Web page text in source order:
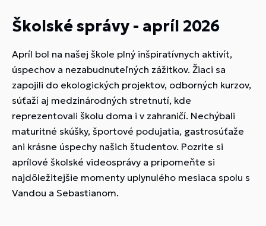
Školské správy - apríl 2026
Apríl bol na našej škole plný inšpiratívnych aktivít,
úspechov a nezabudnuteľných zážitkov. Žiaci sa
zapojili do ekologických projektov, odborných kurzov,
súťaží aj medzinárodných stretnutí, kde
reprezentovali školu doma i v zahraničí. Nechýbali
maturitné skúšky, športové podujatia, gastrosúťaže
ani krásne úspechy našich študentov. Pozrite si
aprílové školské videosprávy a pripomeňte si
najdôležitejšie momenty uplynulého mesiaca spolu s
Vandou a Sebastianom.